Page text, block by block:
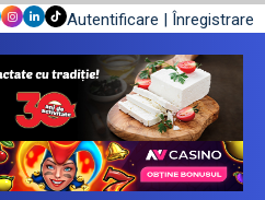
Autentificare | Înregistrare